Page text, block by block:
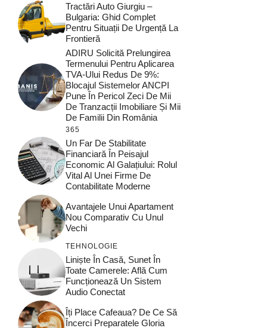
Tractări Auto Giurgiu –
Bulgaria: Ghid Complet
Pentru Situații De Urgență La
Frontieră
ADIRU Solicită Prelungirea
Termenului Pentru Aplicarea
TVA-Ului Redus De 9%:
Blocajul Sistemelor ANCPI
Pune În Pericol Zeci De Mii
De Tranzacții Imobiliare Și Mii
De Familii Din România
365
Un Far De Stabilitate
Financiară În Peisajul
Economic Al Galațiului: Rolul
Vital Al Unei Firme De
Contabilitate Moderne
Avantajele Unui Apartament
Nou Comparativ Cu Unul
Vechi
TEHNOLOGIE
Liniște În Casă, Sunet În
Toate Camerele: Află Cum
Funcționează Un Sistem
Audio Conectat
Îți Place Cafeaua? De Ce Să
Încerci Preparatele Gloria